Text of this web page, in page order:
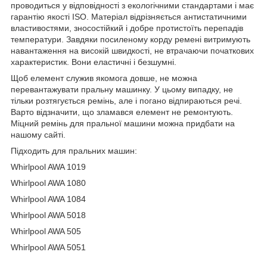
проводиться у відповідності з екологічними стандартами і має
гарантію якості ISO. Матеріал відрізняється антистатичними
властивостями, зносостійкий і добре протистоїть перепадів
температури. Завдяки посиленому корду ремені витримують
навантаження на високій швидкості, не втрачаючи початкових
характеристик. Вони еластичні і безшумні.
Щоб елемент служив якомога довше, не можна
перевантажувати пральну машинку. У цьому випадку, не
тільки розтягується ремінь, але і погано відпираються речі.
Варто відзначити, що зламався елемент не ремонтують.
Міцний ремінь для пральної машини можна придбати на
нашому сайті.
Підходить для пральних машин:
Whirlpool AWA 1019
Whirlpool AWA 1080
Whirlpool AWA 1084
Whirlpool AWA 5018
Whirlpool AWA 505
Whirlpool AWA 5051